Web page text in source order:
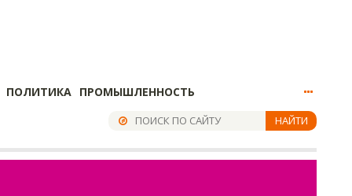
ПОЛИТИКА ПРОМЫШЛЕННОСТЬ
НАЙТИ